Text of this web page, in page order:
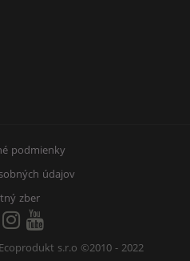
podmienky
údajov
zber
s.r.o ©2010 - 2022